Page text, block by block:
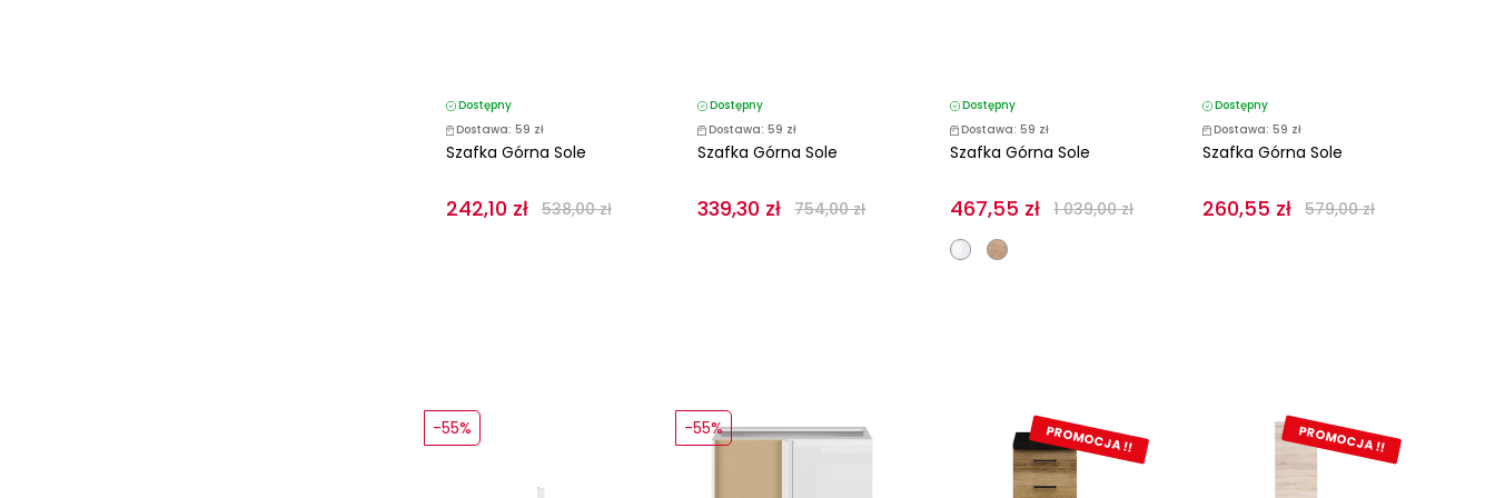
Dostępny
Dostawa: 59 zł
Szafka Górna Sole
242,10 zł 538,00 zł
Dostępny
Dostawa: 59 zł
Szafka Górna Sole
339,30 zł 754,00 zł
Dostępny
Dostawa: 59 zł
Szafka Górna Sole
467,55 zł 1 039,00 zł
Dostępny
Dostawa: 59 zł
Szafka Górna Sole
260,55 zł 579,00 zł
-55% -55% PROMOCJA !! PROMOCJA !!